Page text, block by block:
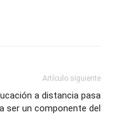
Artículo siguiente
a distancia pasa
a ser un componente del